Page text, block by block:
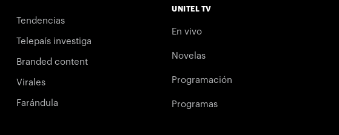
Tendencias
Telepaís investiga
Branded content
Virales
Farándula
UNITEL TV
En vivo
Novelas
Programación
Programas